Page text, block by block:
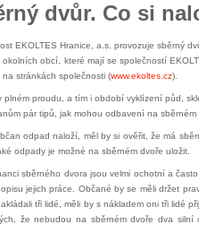
dvůr. Co si
EKOLTES Hranice, a.s. provozuje sběrný
okolních obcí, které mají se společností
na stránkách společnosti (www.ekoltes.cz).
plném proudu, a tím i období vyklízení půd,
pár tipů, jak mohou odbavení na sběrném
odpad naloží, měl by si ověřit, že má
odpady je možné na sběrném dvoře uložit.
sběrného dvora jsou velmi ochotní a
jejich práce. Občané by se měli držet
tři lidé, měli by s nákladem oni tři lidé
že nebudou na sběrném dvoře dva